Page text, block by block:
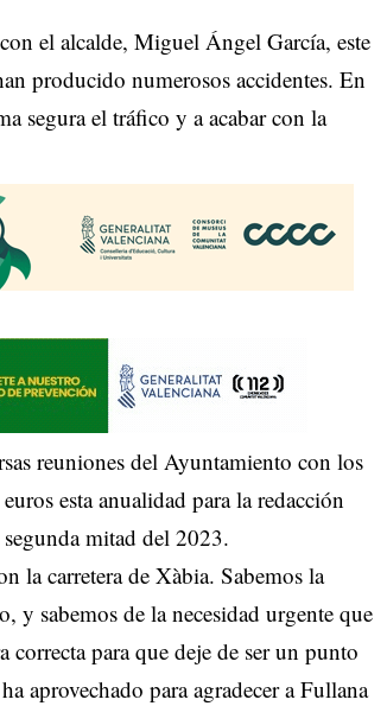
el alcalde, Miguel Ángel García, este
producido numerosos accidentes. En
segura el tráfico y a acabar con la
reuniones del Ayuntamiento con los
esta anualidad para la redacción
mitad del 2023.
la carretera de Xàbia. Sabemos la
y sabemos de la necesidad urgente que
correcta para que deje de ser un punto
aprovechado para agradecer a Fullana